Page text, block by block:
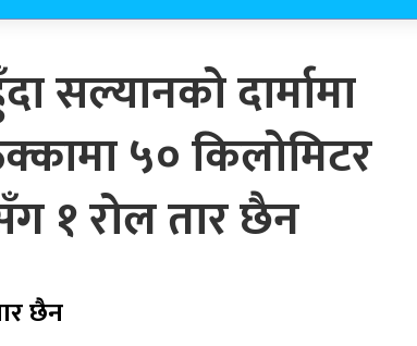
सल्यानको दार्मामा
५० किलोमिटर
१ रोल तार छैन
छैन